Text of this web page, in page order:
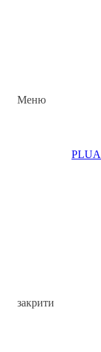
Меню
закрити
PLUA